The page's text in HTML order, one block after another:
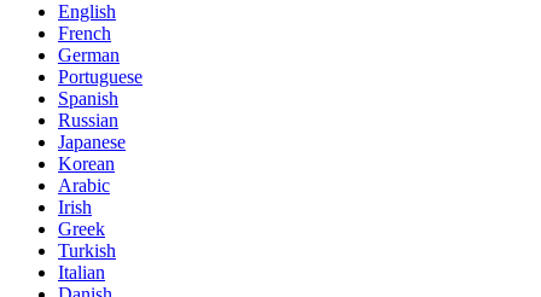
English
French
German
Portuguese
Spanish
Russian
Japanese
Korean
Arabic
Irish
Greek
Turkish
Italian